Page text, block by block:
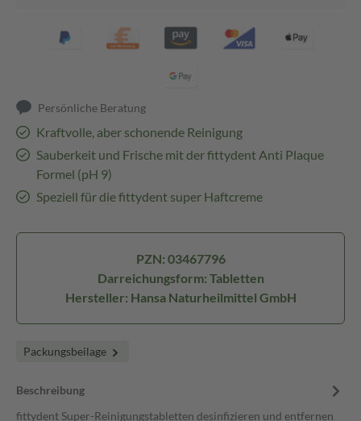
Persönliche Beratung
Kraftvolle, aber schonende Reinigung
Sauberkeit und Frische mit der fittydent Anti Plaque
Formel (pH 9)
Speziell für die fittydent super Haftcreme
PZN: 03467796
Darreichungsform: Tabletten
Hersteller: Hansa Naturheilmittel GmbH
Packungsbeilage
Beschreibung
fittydent Super-Reinigungstabletten desinfizieren und entfernen